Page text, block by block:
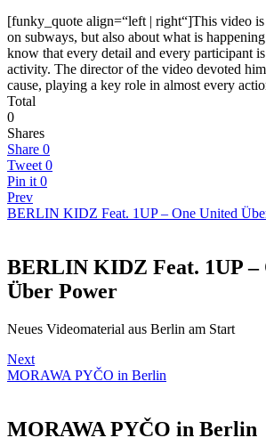
[funky_quote align=“left | right“]This video
on subways, but also about what is
know that every detail and every participant
activity. The director of the video devoted
cause, playing a key role in almost every
Total
0
Shares
Share 0
Tweet 0
Pin it 0
Prev
BERLIN KIDZ Feat. 1UP – One United
BERLIN KIDZ Feat. 1UP –
Über Power
Neues Videomaterial aus Berlin am Start
Next
MORAWA PYČO in Berlin
MORAWA PYČO in Berlin